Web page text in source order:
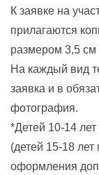
К заявке на
прилагаются
размером 3,5 см
На каждый вид
заявка и в
фотография.
*Детей 10-14
(детей 15-18
оформления